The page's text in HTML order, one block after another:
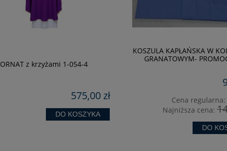
ORNAT z krzyżami 1-054-4
575,00 zł
DO KOSZYKA
KOSZULA KAPŁAŃSKA W
GRANATOWYM-
Cena regularna:
Najniższa cena:
DO